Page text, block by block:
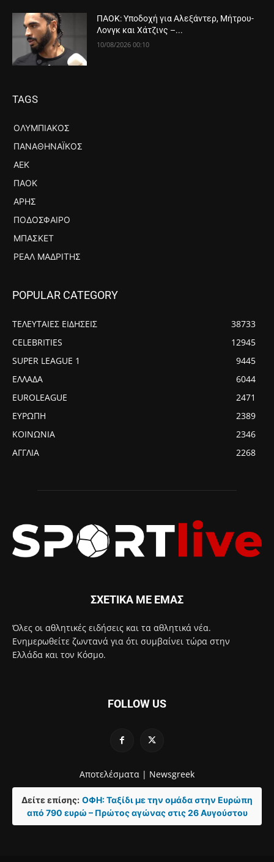
ΠΑΟΚ: Υποδοχή για Αλεξάντερ, Μήτρου-
Λονγκ και Χάτζινς –...
10/08/2026 00:10
TAGS
ΟΛΥΜΠΙΑΚΌΣ
ΠΑΝΑΘΗΝΑΪΚΌΣ
ΑΕΚ
ΠΑΟΚ
ΆΡΗΣ
ΠΟΔΌΣΦΑΙΡΟ
ΜΠΆΣΚΕΤ
ΡΕΆΛ ΜΑΔΡΊΤΗΣ
POPULAR CATEGORY
ΤΕΛΕΥΤΑΙΕΣ ΕΙΔΗΣΕΙΣ
38733
CELEBRITIES
12945
SUPER LEAGUE 1
9445
ΕΛΛΑΔΑ
6044
EUROLEAGUE
2471
ΕΥΡΩΠΗ
2389
ΚΟΙΝΩΝΙΑ
2346
ΑΓΓΛΙΑ
2268
ΣΧΕΤΙΚΑ ΜΕ ΕΜΑΣ
Όλες οι αθλητικές ειδήσεις και τα αθλητικά νέα.
Ενημερωθείτε ζωντανά για ότι συμβαίνει τώρα στην
Ελλάδα και τον Κόσμο.
FOLLOW US
Αποτελέσματα | Newsgreek
Δείτε επίσης: ΟΦΗ: Ταξίδι με την ομάδα στην Ευρώπη
από 790 ευρώ – Πρώτος αγώνας στις 26 Αυγούστου